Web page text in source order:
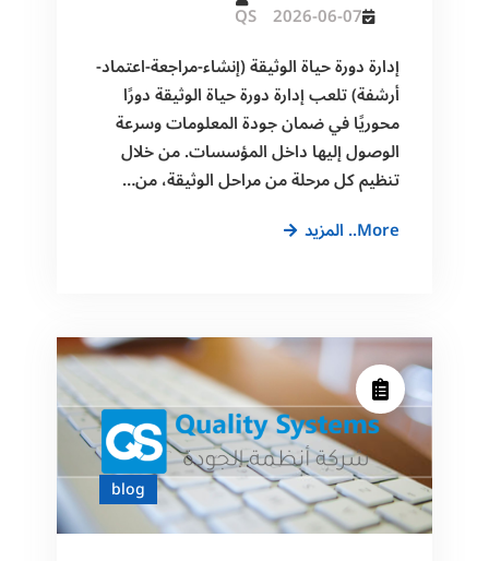
2026-06-07
QS
إدارة دورة حياة الوثيقة (إنشاء-مراجعة-اعتماد-
أرشفة) تلعب إدارة دورة حياة الوثيقة دورًا
محوريًا في ضمان جودة المعلومات وسرعة
الوصول إليها داخل المؤسسات. من خلال
تنظيم كل مرحلة من مراحل الوثيقة، من…
More.. المزيد
إدارة
(إنشاء-
مراجعة-
اعتماد-
أرشفة)
blog